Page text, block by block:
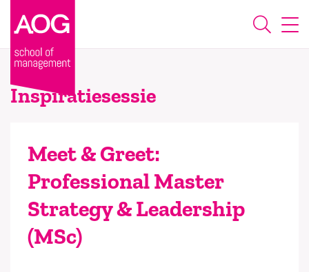
Inspiratiesessie
Meet & Greet:
Professional Master
Strategy & Leadership
(MSc)